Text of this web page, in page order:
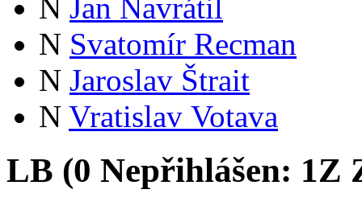
N Jan Navrátil
N Svatomír Recman
N Jaroslav Štrait
N Vratislav Votava
LB (0 Nepřihlášen: 1Z